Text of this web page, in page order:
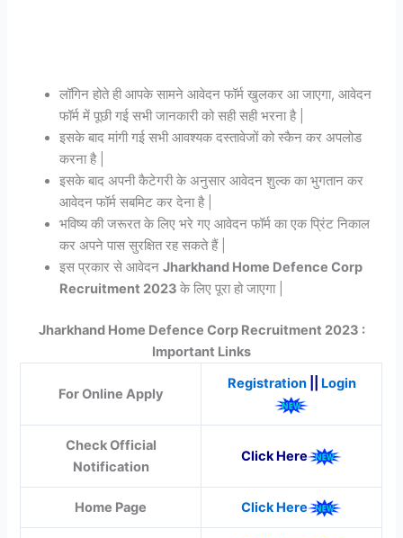
लॉगिन होते ही आपके सामने आवेदन फॉर्म खुलकर आ जाएगा, आवेदन
फॉर्म में पूछी गई सभी जानकारी को सही सही भरना है |
इसके बाद मांगी गई सभी आवश्यक दस्तावेजों को स्कैन कर अपलोड
करना है |
इसके बाद अपनी कैटेगरी के अनुसार आवेदन शुल्क का भुगतान कर
आवेदन फॉर्म सबमिट कर देना है |
भविष्य की जरूरत के लिए भरे गए आवेदन फॉर्म का एक प्रिंट निकाल
कर अपने पास सुरक्षित रह सकते हैं |
इस प्रकार से आवेदनJharkhand Home Defence Corp
Recruitment 2023के लिए पूरा हो जाएगा |
Jharkhand Home Defence Corp Recruitment 2023 :
Important Links
For Online Apply
Registration|| Login
Check Official
Notification
Click Here
Home Page Click Here